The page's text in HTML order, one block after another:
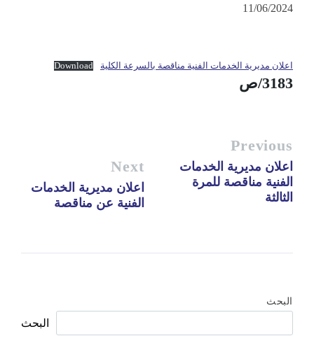
11/06/2024
اعلان مديرية الخدمات الفنية مناقصة بالسرعة الكلية Download
3183/ص
Previous
اعلان مديرية الخدمات
الفنية مناقصة للمرة
الثالثة
Next
اعلان مديرية الخدمات
الفنية عن مناقصة
البحث
البحث